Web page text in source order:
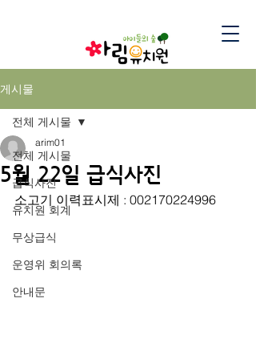
게시물
전체 게시물
급식사진
유치원 회계
무상급식
운영위 회의록
안내문
전체 게시물
5월 22일 급식사진
arim01
소고기 이력표시제 : 002170224996